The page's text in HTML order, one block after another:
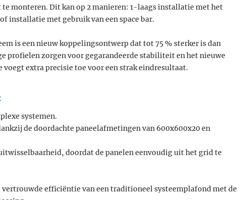
monteren. Dit kan op 2 manieren: 1-laags installatie met het
installatie met gebruik van een space bar.
is een nieuw koppelingsontwerp dat tot 75 % sterker is dan
profielen zorgen voor gegarandeerde stabiliteit en het nieuwe
extra precisie toe voor een strak eindresultaat.
systemen.
de doordachte paneelafmetingen van 600x600x20 en
doordat de panelen eenvoudig uit het grid te
efficiëntie van een traditioneel systeemplafond met de